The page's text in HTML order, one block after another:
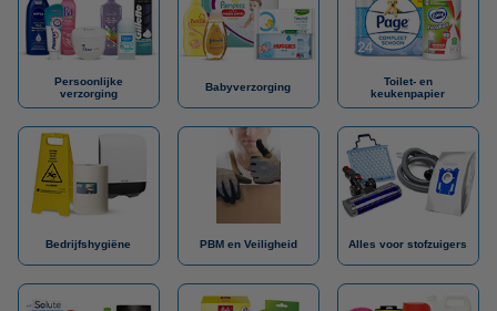
Persoonlijke
verzorging
Babyverzorging
Toilet- en
keukenpapier
Bedrijfshygiëne PBM en Veiligheid Alles voor stofzuigers